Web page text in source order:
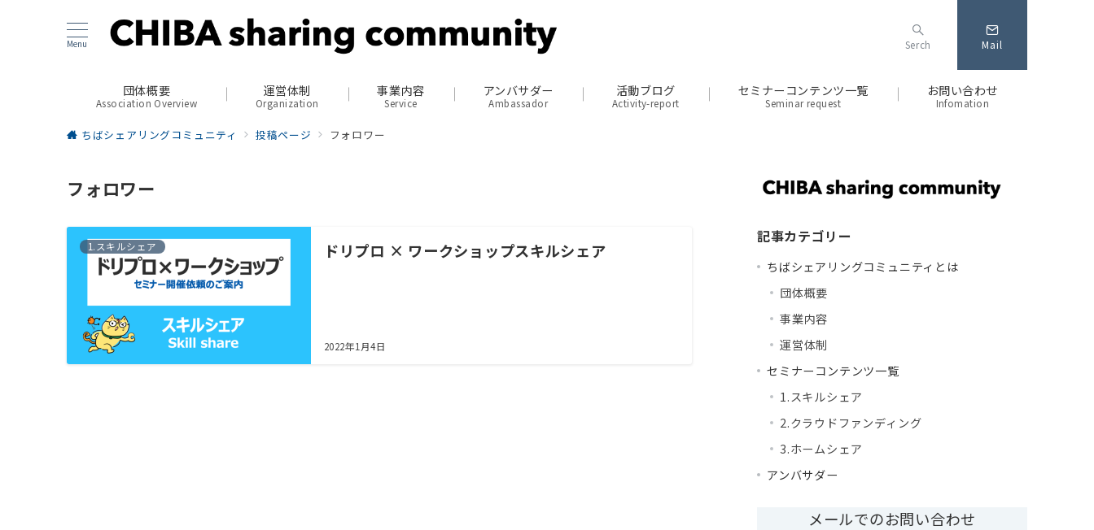
Menu Serch Mail
団体概要
Association Overview
運営体制
Organization
事業内容
Service
アンバサダー
Ambassador
活動ブログ
Activity-report
セミナーコンテンツ一覧
Seminar request
お問い合わせ
Infomation
ちばシェアリングコミュニティ 投稿ページ フォロワー
フォロワー
1.スキルシェア ドリプロ × ワークショップスキルシェア
2022年1月4日
記事カテゴリー
ちばシェアリングコミュニティとは
団体概要
事業内容
運営体制
セミナーコンテンツ一覧
1.スキルシェア
2.クラウドファンディング
3.ホームシェア
アンバサダー
メールでのお問い合わせ